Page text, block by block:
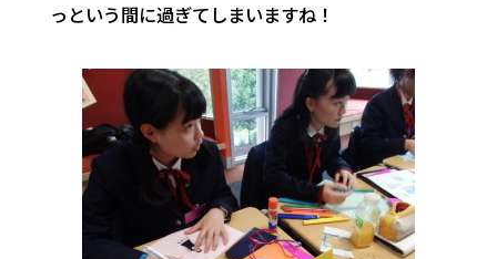
っという間に過ぎてしまいますね！